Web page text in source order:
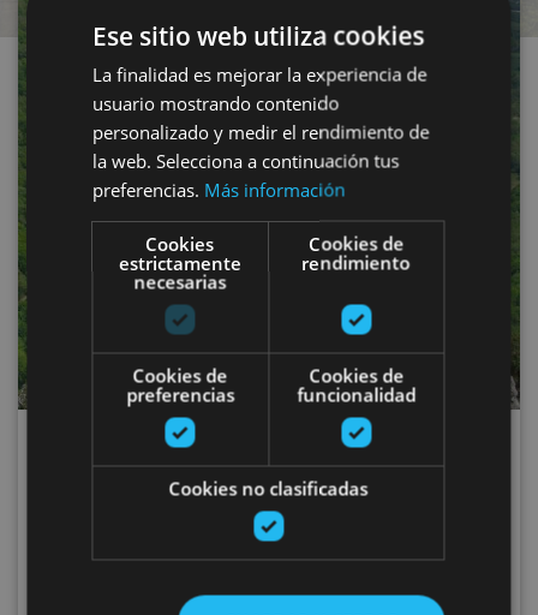
Mirador de Ubaba
carretera NA-718, Estella-Lizarra—Olazti/Olazagutía,
Ese sitio web utiliza cookies
La finalidad es mejorar la experiencia de
usuario mostrando contenido
personalizado y medir el rendimiento de
la web. Selecciona a continuación tus
preferencias. Más información
Cookies
estrictamente
necesarias
Cookies de
rendimiento
Cookies de
preferencias
Cookies de
funcionalidad
Cookies no clasificadas